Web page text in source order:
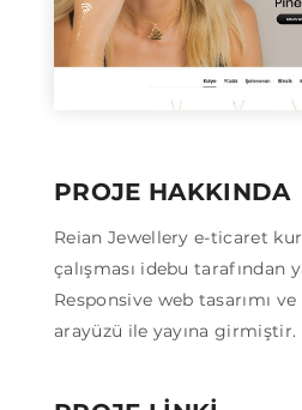
PROJE HAKKINDA
Reian Jewellery e-ticaret
çalışması idebu tarafından
Responsive web tasarımı ve
arayüzü ile yayına girmiştir.